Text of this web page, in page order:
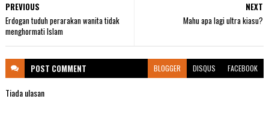
NEXT
Mahu apa lagi ultra kiasu?
PREVIOUS
Erdogan tuduh perarakan wanita tidak
menghormati Islam
POST COMMENT BLOGGER DISQUS FACEBOOK
Tiada ulasan